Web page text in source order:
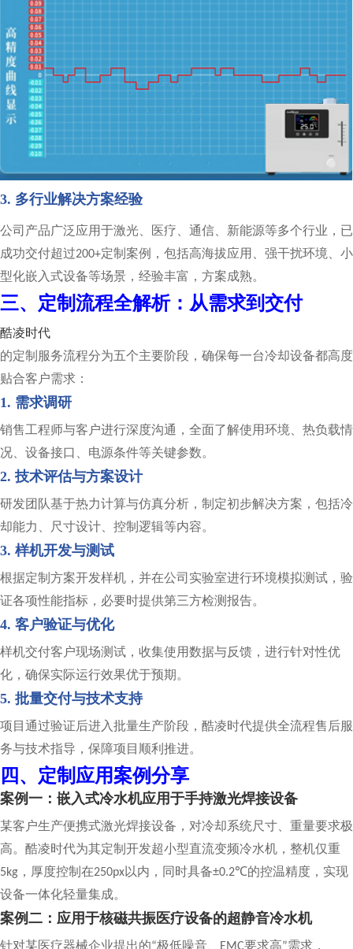
3. 多行业解决方案经验
公司产品广泛应用于激光、医疗、通信、新能源等多个行业，已
成功交付超过200+定制案例，包括高海拔应用、强干扰环境、小
型化嵌入式设备等场景，经验丰富，方案成熟。
三、定制流程全解析：从需求到交付
酷凌时代
的定制服务流程分为五个主要阶段，确保每一台冷却设备都高度
贴合客户需求：
1. 需求调研
销售工程师与客户进行深度沟通，全面了解使用环境、热负载情
况、设备接口、电源条件等关键参数。
2. 技术评估与方案设计
研发团队基于热力计算与仿真分析，制定初步解决方案，包括冷
却能力、尺寸设计、控制逻辑等内容。
3. 样机开发与测试
根据定制方案开发样机，并在公司实验室进行环境模拟测试，验
证各项性能指标，必要时提供第三方检测报告。
4. 客户验证与优化
样机交付客户现场测试，收集使用数据与反馈，进行针对性优
化，确保实际运行效果优于预期。
5. 批量交付与技术支持
项目通过验证后进入批量生产阶段，酷凌时代提供全流程售后服
务与技术指导，保障项目顺利推进。
四、定制应用案例分享
案例一：嵌入式冷水机应用于手持激光焊接设备
某客户生产便携式激光焊接设备，对冷却系统尺寸、重量要求极
高。酷凌时代为其定制开发超小型直流变频冷水机，整机仅重
5kg ，厚度控制在250px以内，同时具备±0.2℃的控温精度，实现
设备一体化轻量集成。
案例二：应用于核磁共振医疗设备的超静音冷水机
针对某医疗器械企业提出的“极低噪音、 EMC要求高”需求，